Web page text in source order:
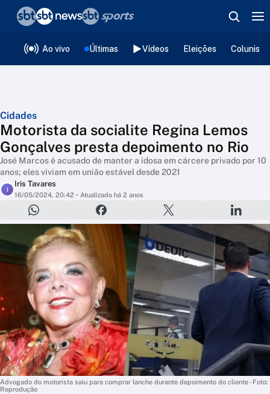
Ao vivo Últimas Vídeos Eleições
Cidades
Motorista da socialite Regina Lemos
Gonçalves presta depoimento no Rio
José Marcos é acusado de manter a idosa em cárcere privado por 10
anos; eles viviam em união estável desde 2021
I
Iris Tavares
16/05/2024, 20:42 • Atualizado há 2 anos
Advogado do motorista saiu para comprar lanche durante depoimento do cliente - Foto:
Reprodução
❮voltar
Editorias